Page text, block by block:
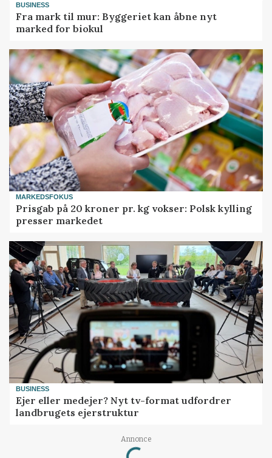
BUSINESS
Fra mark til mur: Byggeriet kan åbne nyt
marked for biokul
MARKEDSFOKUS
Prisgab på 20 kroner pr. kg vokser: Polsk kylling
presser markedet
BUSINESS
Ejer eller medejer? Nyt tv-format udfordrer
landbrugets ejerstruktur
Annonce
Loading...